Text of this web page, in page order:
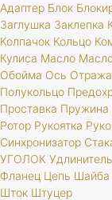
Адаптер Блок
Заглушка Заклепка
Колпачок Кольцо
Кулиса Масло
Обойма Ось
Полукольцо
Проставка Пружина
Ротор Рукоятка
Синхронизатор
УГОЛОК Удлинитель
Фланец Цепь Шайба
Шток Штуцер